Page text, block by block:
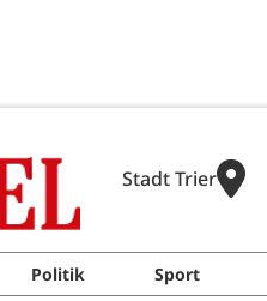
Stadt Trier
Politik Sport